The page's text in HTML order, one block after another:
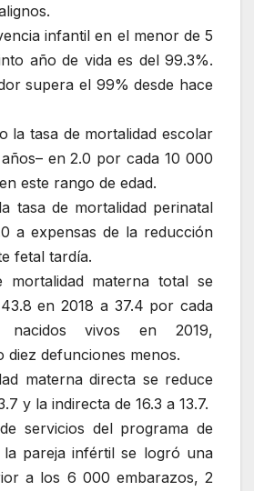
infantil en el menor de 5
año de vida es del 99.3%.
supera el 99% desde hace
la tasa de mortalidad escolar
en 2.0 por cada 10 000
este rango de edad.
tasa de mortalidad perinatal
a expensas de la reducción
fetal tardía.
mortalidad materna total se
en 2018 a 37.4 por cada
vivos en 2019,
diez defunciones menos.
materna directa se reduce
y la indirecta de 16.3 a 13.7.
servicios del programa de
pareja infértil se logró una
a los 6 000 embarazos, 2